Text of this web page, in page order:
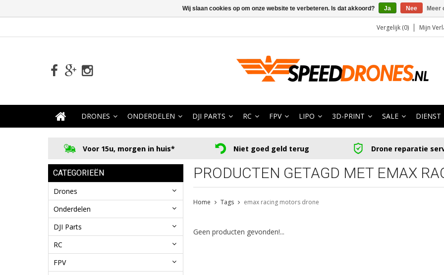
Vergelijk (0) Mijn
DRONES ONDERDELEN DJI PARTS RC FPV LIPO 3D-PRINT SALE DIENST
Voor 15u, morgen in huis* Niet goed geld terug Drone reparatie
CATEGORIEËN
Drones
Onderdelen
DJI Parts
RC
FPV
PRODUCTEN GETAGD MET EMAX
Home Tags emax racing motors drone
Geen producten gevonden!...
Wij slaan cookies op om onze website te verbeteren. Is dat akkoord? Ja Nee Meer